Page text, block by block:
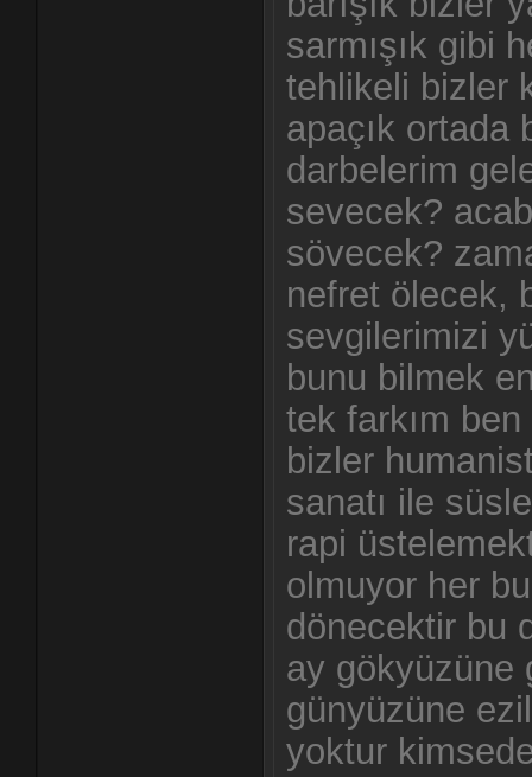
sarmışık gibi
tehlikeli bizler
apaçık ortada
darbelerim
sevecek?
sövecek?
nefret ölecek,
sevgilerimizi
bunu bilmek
tek farkım
bizler
sanatı ile
rapi
olmuyor her
dönecektir bu
ay gökyüzüne
günyüzüne
yoktur